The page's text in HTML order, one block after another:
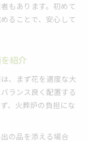
もあります。初めて
ることで、安心して
紹介
、まず花を適度な大
ランス良く配置する
、火葬炉の負担にな
の品を添える場合